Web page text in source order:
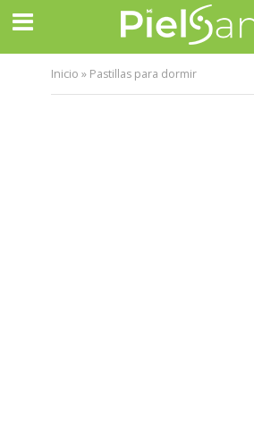
Inicio » Pastillas para dormir